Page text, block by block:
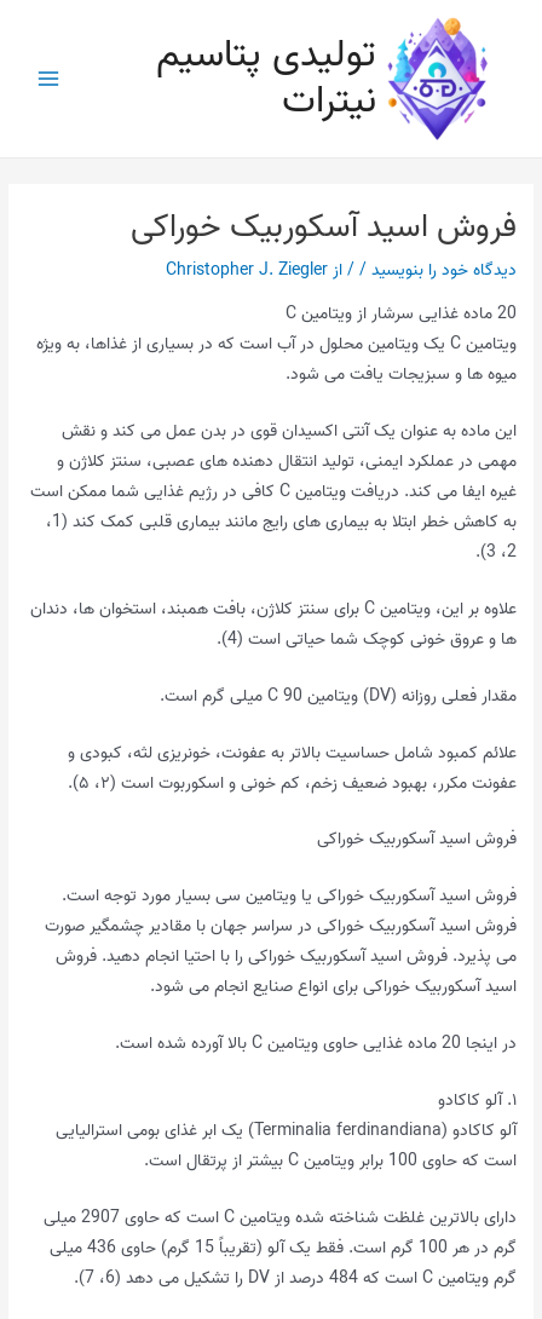
تولیدی پتاسیم
نیترات
Main
فروش اسید آسکوربیک خوراکی
دیدگاه‌ خود را بنویسید// از Christopher J. Ziegler
20 ماده غذایی سرشار از ویتامین C
ویتامین C یک ویتامین محلول در آب است که در بسیاری از غذاها، به ویژه
میوه ها و سبزیجات یافت می شود.
این ماده به عنوان یک آنتی اکسیدان قوی در بدن عمل می کند و نقش
مهمی در عملکرد ایمنی، تولید انتقال دهنده های عصبی، سنتز کلاژن و
غیره ایفا می کند. دریافت ویتامین C کافی در رژیم غذایی شما ممکن است
به کاهش خطر ابتلا به بیماری های رایج مانند بیماری قلبی کمک کند (1،
2، 3).
علاوه بر این، ویتامین C برای سنتز کلاژن، بافت همبند، استخوان ها، دندان
ها و عروق خونی کوچک شما حیاتی است (4).
مقدار فعلی روزانه (DV) ویتامین C 90 میلی گرم است.
علائم کمبود شامل حساسیت بالاتر به عفونت، خونریزی لثه، کبودی و
عفونت مکرر، بهبود ضعیف زخم، کم خونی و اسکوربوت است (۲، ۵).
فروش اسید آسکوربیک خوراکی
فروش اسید آسکوربیک خوراکی یا ویتامین سی بسیار مورد توجه است.
فروش اسید آسکوربیک خوراکی در سراسر جهان با مقادیر چشمگیر صورت
می پذیرد. فروش اسید آسکوربیک خوراکی را با احتیا انجام دهید. فروش
اسید آسکوربیک خوراکی برای انواع صنایع انجام می شود.
در اینجا 20 ماده غذایی حاوی ویتامین C بالا آورده شده است.
۱. آلو کاکادو
آلو کاکادو (Terminalia ferdinandiana) یک ابر غذای بومی استرالیایی
است که حاوی 100 برابر ویتامین C بیشتر از پرتقال است.
دارای بالاترین غلظت شناخته شده ویتامین C است که حاوی 2907 میلی
گرم در هر 100 گرم است. فقط یک آلو (تقریباً 15 گرم) حاوی 436 میلی
گرم ویتامین C است که 484 درصد از DV را تشکیل می دهد (6، 7).